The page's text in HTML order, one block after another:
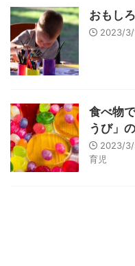
おもし
2023/3/
食べ物
うび」
2023/
育児